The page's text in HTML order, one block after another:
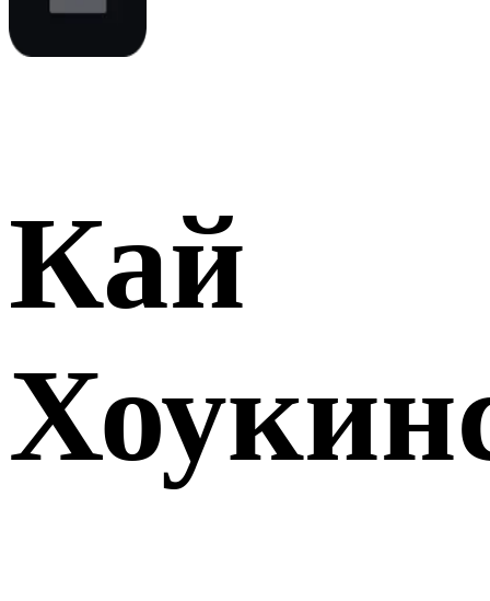
Кай